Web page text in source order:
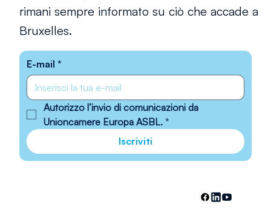
E-mail *
Autorizzo l’invio di comunicazioni da
Unioncamere Europa ASBL. *
Iscriviti
rimani sempre informato su ciò che accade a
Bruxelles.